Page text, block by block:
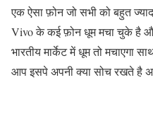
एक ऐसा फ़ोन जो सभी को बहुत
Vivo के कई फ़ोन धूम मचा चुके है
भारतीय मार्केट में धूम तो मचाएगा
आप इसपे अपनी क्या सोच रखते है